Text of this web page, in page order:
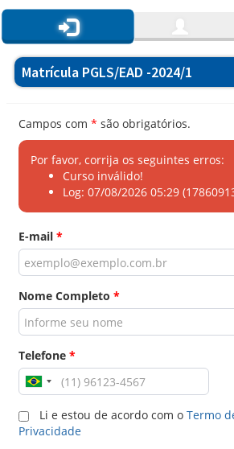
Matrícula PGLS/EAD -2024/1
Campos com * são obrigatórios.
Por favor, corrija os seguintes erros:
Curso inválido!
Log: 07/08/2026 05:29
E-mail *
Nome Completo *
Telefone *
Li e estou de acordo com o Termo
Privacidade